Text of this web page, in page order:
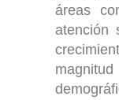
áreas
atención